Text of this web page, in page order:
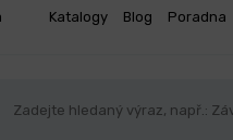
Katalogy Blog Poradna